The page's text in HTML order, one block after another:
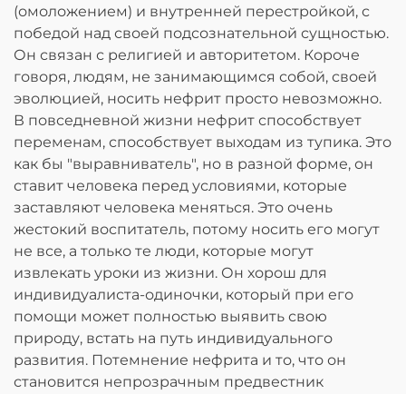
(омоложением) и внутренней перестройкой, с
победой над своей подсознательной сущностью.
Он связан с религией и авторитетом. Короче
говоря, людям, не занимающимся собой, своей
эволюцией, носить нефрит просто невозможно.
В повседневной жизни нефрит способствует
переменам, способствует выходам из тупика. Это
как бы "выравниватель", но в разной форме, он
ставит человека перед условиями, которые
заставляют человека меняться. Это очень
жестокий воспитатель, потому носить его могут
не все, а только те люди, которые могут
извлекать уроки из жизни. Он хорош для
индивидуалиста-одиночки, который при его
помощи может полностью выявить свою
природу, встать на путь индивидуального
развития. Потемнение нефрита и то, что он
становится непрозрачным предвестник